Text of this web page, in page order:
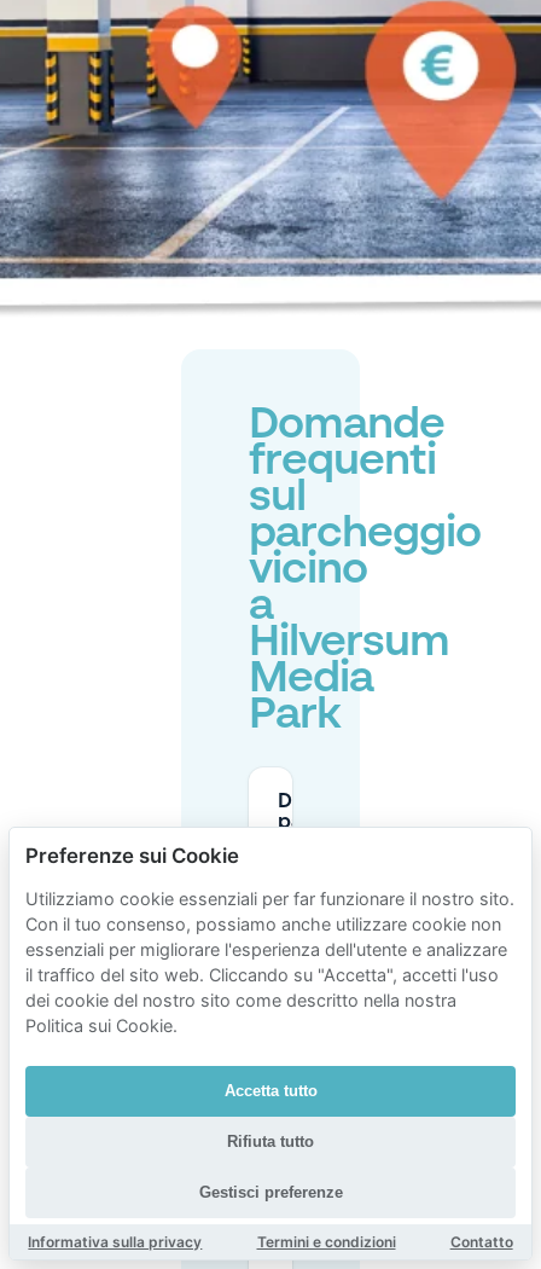
Domande
frequenti
sul
parcheggio
vicino
a
Hilversum
Media
Park
Dove posso
parcheggiare
Quali sono
le tariffe di
parcheggio
al garage
Il parcheggio
A è aperto ogni
aspettarmi?
Preferenze sui Cookie
Utilizziamo cookie essenziali per far funzionare il nostro sito.
Con il tuo consenso, possiamo anche utilizzare cookie non
essenziali per migliorare l'esperienza dell'utente e analizzare
il traffico del sito web. Cliccando su "Accetta", accetti l'uso
dei cookie del nostro sito come descritto nella nostra
Politica sui Cookie.
Accetta tutto
Rifiuta tutto
Gestisci preferenze
Informativa sulla privacy Termini e condizioni Contatto